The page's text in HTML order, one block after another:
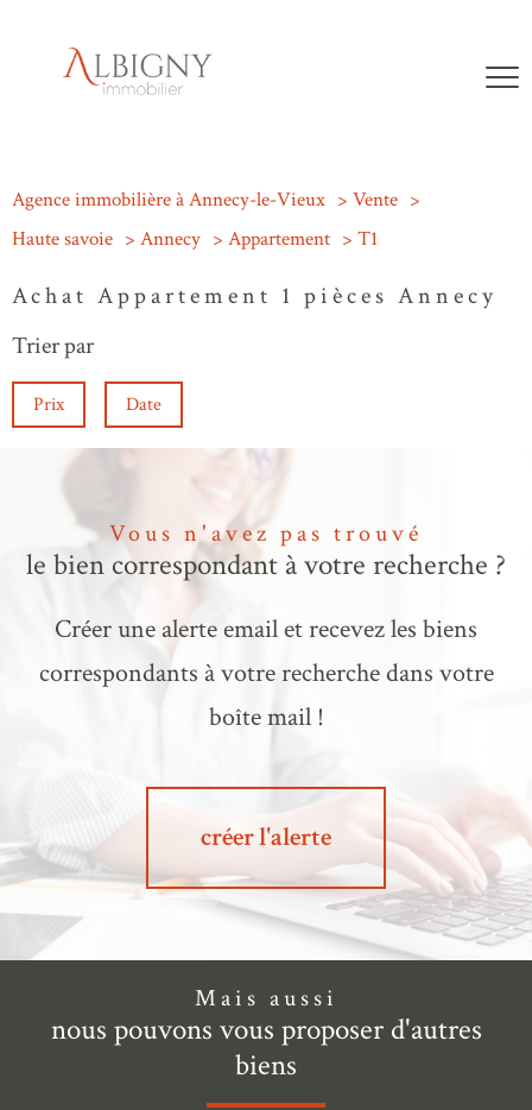
Agence immobilière à Annecy-le-Vieux
Vente
Haute savoie
Annecy Appartement T1
Achat Appartement 1 pièces Annecy
Trier par
Prix Date
Vous n'avez pas trouvé
le bien correspondant à votre recherche ?
Créer une alerte email et recevez les biens
correspondants à votre recherche dans votre
boîte mail !
créer l'alerte
Mais aussi
nous pouvons vous proposer d'autres
biens